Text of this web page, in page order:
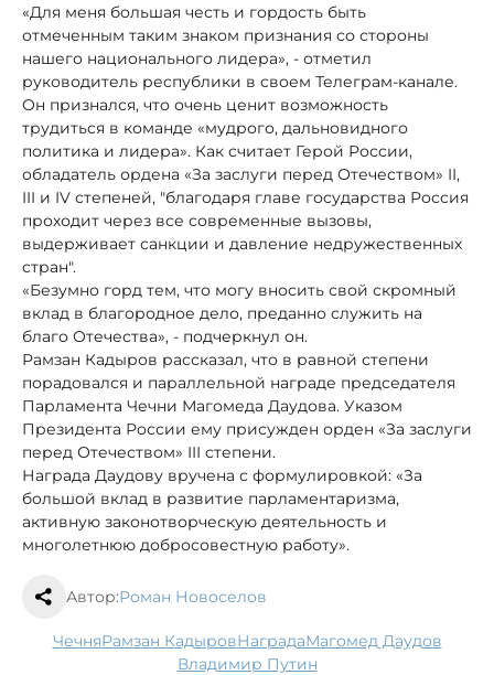
«Для меня большая честь и гордость быть
отмеченным таким знаком признания со стороны
нашего национального лидера», - отметил
руководитель республики в своем Телеграм-канале.
Он признался, что очень ценит возможность
трудиться в команде «мудрого, дальновидного
политика и лидера». Как считает Герой России,
обладатель ордена «За заслуги перед Отечеством» II,
III и IV степеней, "благодаря главе государства Россия
проходит через все современные вызовы,
выдерживает санкции и давление недружественных
стран".
«Безумно горд тем, что могу вносить свой скромный
вклад в благородное дело, преданно служить на
благо Отечества», - подчеркнул он.
Рамзан Кадыров рассказал, что в равной степени
порадовался и параллельной награде председателя
Парламента Чечни Магомеда Даудова. Указом
Президента России ему присужден орден «За заслуги
перед Отечеством» III степени.
Награда Даудову вручена с формулировкой: «За
большой вклад в развитие парламентаризма,
активную законотворческую деятельность и
многолетнюю добросовестную работу».
Автор:Роман Новоселов
Чечня Рамзан Кадыров награда
Магомед Даудов
Владимир Путин